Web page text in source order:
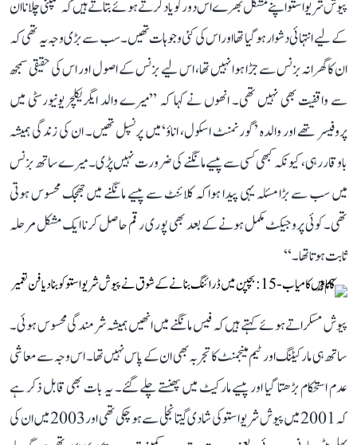
پیوش شریواستو اپنے مشکل بھرے اس دور کو یاد کرتے ہوئے بتاتے ہیں کہ کمپنی چلانا ان
کے لیے انتہائی دشوار ہو گیا تھا اور اس کی کئی وجوہات تھیں۔ سب سے بڑی وجہ یہ تھی کہ
ان کا گھرانہ بزنس سے جڑا ہوا نہیں تھا، اس لیے بزنس کے اصول اور اس کی حقیقی سمجھ
سے واقفیت بھی نہیں تھی۔ انھوں نے کہا کہ ’’میرے والد ایگریکلچر یونیورسٹی میں
پروفیسر تھے اور والدہ ’گورنمنٹ اسکول، اناؤ‘ میں پرنسپل تھیں۔ ان کی زندگی ہمیشہ
باوقار رہی، کیونکہ کبھی کسی سے پیسے مانگنے کی ضرورت نہیں پڑی۔ میرے ساتھ بزنس
میں سب سے بڑا مسئلہ یہی پیدا ہوا کہ کلائنٹ سے پیسے مانگنے میں جھجک محسوس ہوتی
تھی۔ کوئی پروجیکٹ مکمل ہونے کے بعد بھی پوری رقم حاصل کرنا ایک مشکل مرحلہ
ثابت ہوتا تھا۔‘‘
پیوش مسکراتے ہوئے کہتے ہیں کہ فیس مانگنے میں انھیں ہمیشہ شرمندگی محسوس ہوئی۔
ساتھ ہی مارکیٹنگ اور ٹیم مینجمنٹ کا تجربہ بھی ان کے پاس نہیں تھا۔ اس وجہ سے معاشی
عدم استحکام بڑھتا گیا اور پیسے مارکیٹ میں پھنستے چلے گئے۔ یہ بات بھی قابل ذکر ہے
کہ 2001 میں پیوش شریواستو کی شادی گیتانجلی سے ہو چکی تھی اور 2003 میں ان کی